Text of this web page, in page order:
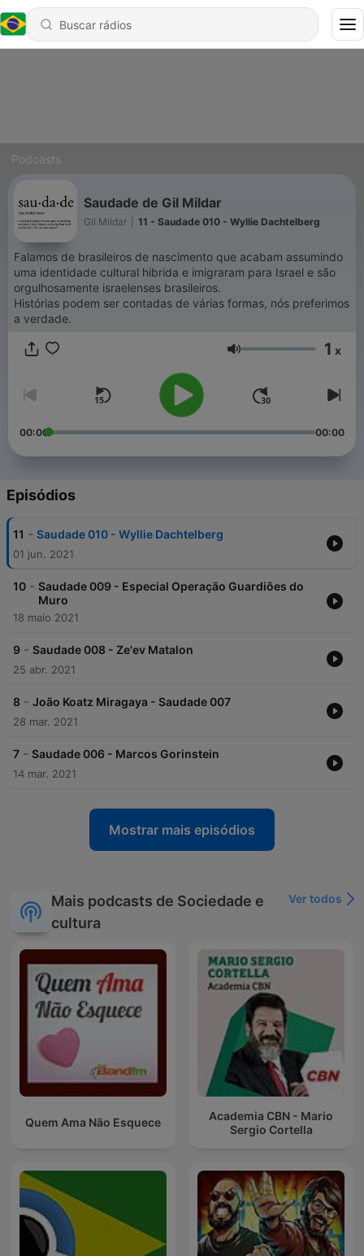
Podcasts
Saudade de Gil Mildar
Gil Mildar 11 - Saudade 010 - Wyllie Dachtelberg
Falamos de brasileiros de nascimento que acabam assumindo
uma identidade cultural hibrida e imigraram para Israel e são
orgulhosamente israelenses brasileiros.
Histórias podem ser contadas de várias formas, nós preferimos
a verdade.
Volume 1 x
00:00 00:00
Episódios
11 - Saudade 010 - Wyllie Dachtelberg
01 jun. 2021
10 - Saudade 009 - Especial Operação Guardiões do
Muro
18 maio 2021
9 - Saudade 008 - Ze'ev Matalon
25 abr. 2021
8 - João Koatz Miragaya - Saudade 007
28 mar. 2021
7 - Saudade 006 - Marcos Gorinstein
14 mar. 2021
Mostrar mais episódios
Mais podcasts de Sociedade e
cultura
Ver todos
Quem Ama Não Esquece
Academia CBN - Mario
Sergio Cortella